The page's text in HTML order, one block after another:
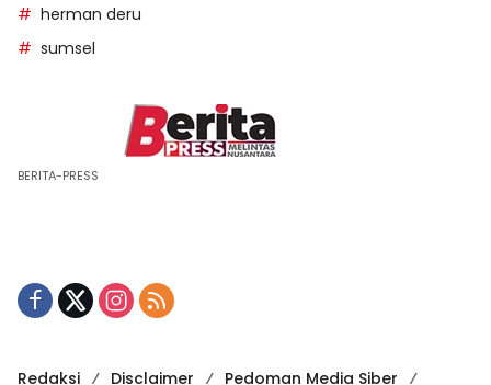
herman deru
sumsel
BERITA-PRESS
Redaksi Disclaimer Pedoman Media Siber